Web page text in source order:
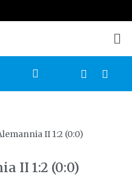
II 1:2 (0:0)
II 1:2 (0:0)